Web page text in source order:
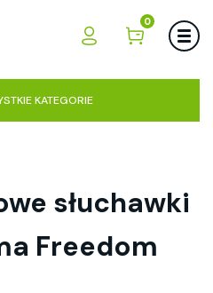
0
KATEGORIE
słuchawki
Freedom